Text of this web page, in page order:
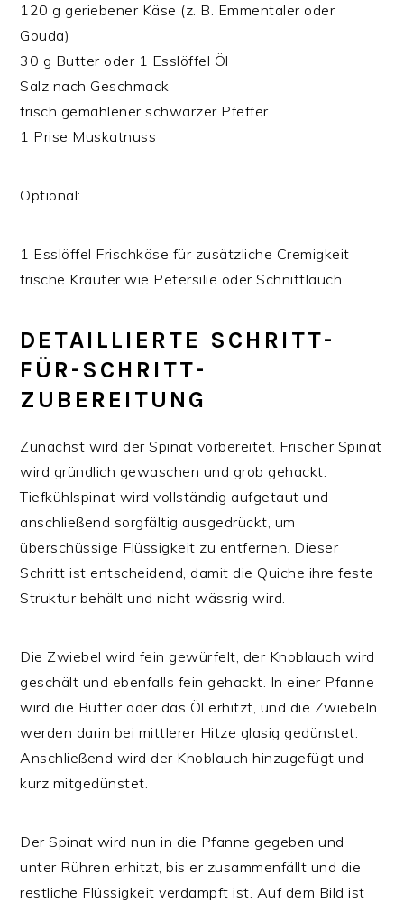
120 g geriebener Käse (z. B. Emmentaler oder
Gouda)
30 g Butter oder 1 Esslöffel Öl
Salz nach Geschmack
frisch gemahlener schwarzer Pfeffer
1 Prise Muskatnuss
Optional:
1 Esslöffel Frischkäse für zusätzliche Cremigkeit
frische Kräuter wie Petersilie oder Schnittlauch
DETAILLIERTE SCHRITT-
FÜR-SCHRITT-
ZUBEREITUNG
Zunächst wird der Spinat vorbereitet. Frischer Spinat
wird gründlich gewaschen und grob gehackt.
Tiefkühlspinat wird vollständig aufgetaut und
anschließend sorgfältig ausgedrückt, um
überschüssige Flüssigkeit zu entfernen. Dieser
Schritt ist entscheidend, damit die Quiche ihre feste
Struktur behält und nicht wässrig wird.
Die Zwiebel wird fein gewürfelt, der Knoblauch wird
geschält und ebenfalls fein gehackt. In einer Pfanne
wird die Butter oder das Öl erhitzt, und die Zwiebeln
werden darin bei mittlerer Hitze glasig gedünstet.
Anschließend wird der Knoblauch hinzugefügt und
kurz mitgedünstet.
Der Spinat wird nun in die Pfanne gegeben und
unter Rühren erhitzt, bis er zusammenfällt und die
restliche Flüssigkeit verdampft ist. Auf dem Bild ist